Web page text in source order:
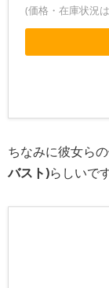
(価格・在庫状況
ちなみに彼女らの
バスト)らしいで